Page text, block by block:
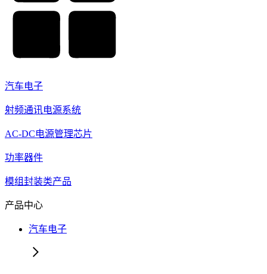
汽车电子
射频通讯电源系统
AC-DC电源管理芯片
功率器件
模组封装类产品
产品中心
汽车电子